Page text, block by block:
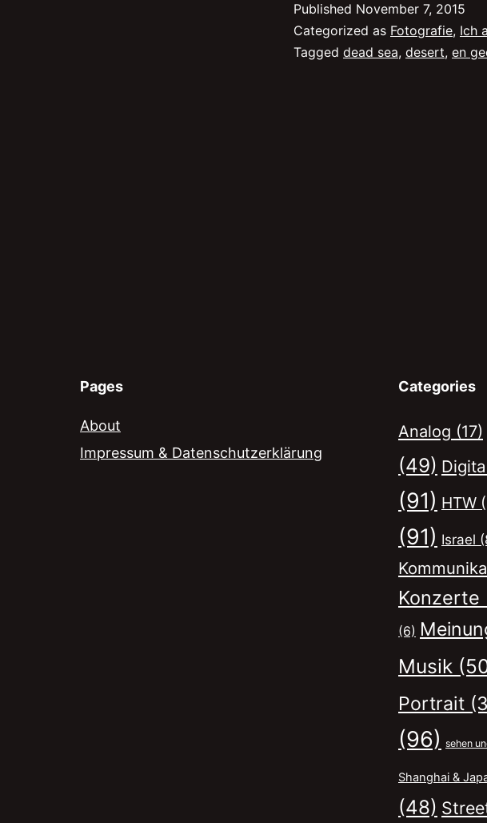
Published November 7, 2015
Categorized as Fotografie, Ich
Tagged dead sea, desert, en
Pages
About
Impressum & Datenschutzerklärung
Categories
Analog (17)
(49)
(91) HTW
(91) Israel
Konzerte
(6)
Musik
Portrait
(96) sehen
Shanghai &
(48)